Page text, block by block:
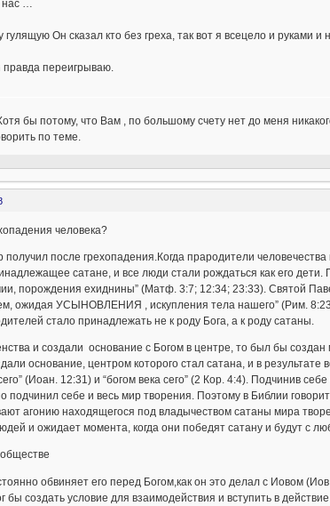
нас …
Он сказал кто без греха, так вот я всецело и руками
переигрываю.
бы потому, что Вам , по большому счету нет до меня
по теме.
человекa?
после грехопадения.Когда прародители
сатане, и все люди стали рождаться как его
порождения ехиднины” (Матф. 3:7; 12:34; 23:33). Святой
ожидая УСЫНОВЛЕНИЯ , искупления тела нашего” (Рим.
стало принадлежать не к роду Бога, а к роду сатаны.
и создали основание с Богом в центре, то был бы
основание, центром которого стал сатана, и в
(Иоан. 12:31) и “богом века сего” (2 Кор. 4:4). Подчинив
себе и весь мир творения. Поэтому в Библии
агонию находящегося под владычеством сатаны мира
и ожидает момента, когда они победят сатану и будут с
обвиняет его перед Богом,как он это делал с Иовом
бы создать условие для взаимодействия и вступить в